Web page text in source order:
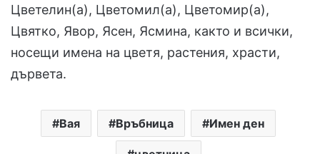
Цветелин(а), Цветомил(а), Цветомир(а),
Цвятко, Явор, Ясен, Ясмина, както и всички,
носещи имена на цветя, растения, храсти,
дървета.
Вая Връбница Имен ден